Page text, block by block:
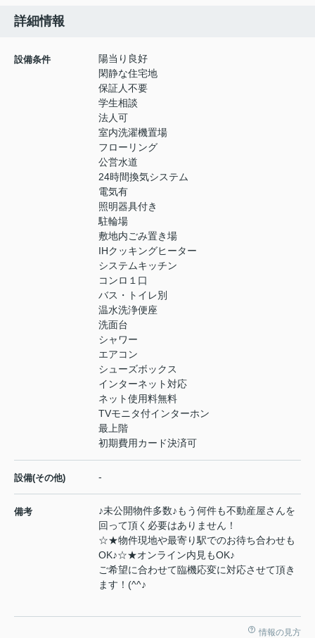
詳細情報
設備条件
陽当り良好
閑静な住宅地
保証人不要
学生相談
法人可
室内洗濯機置場
フローリング
公営水道
24時間換気システム
電気有
照明器具付き
駐輪場
敷地内ごみ置き場
IHクッキングヒーター
システムキッチン
コンロ１口
バス・トイレ別
温水洗浄便座
洗面台
シャワー
エアコン
シューズボックス
インターネット対応
ネット使用料無料
TVモニタ付インターホン
最上階
初期費用カード決済可
設備(その他) -
備考
♪未公開物件多数♪もう何件も不動産屋さんを
回って頂く必要はありません！
☆★物件現地や最寄り駅でのお待ち合わせも
OK♪☆★オンライン内見もOK♪
ご希望に合わせて臨機応変に対応させて頂き
ます！(^^♪
情報の見方